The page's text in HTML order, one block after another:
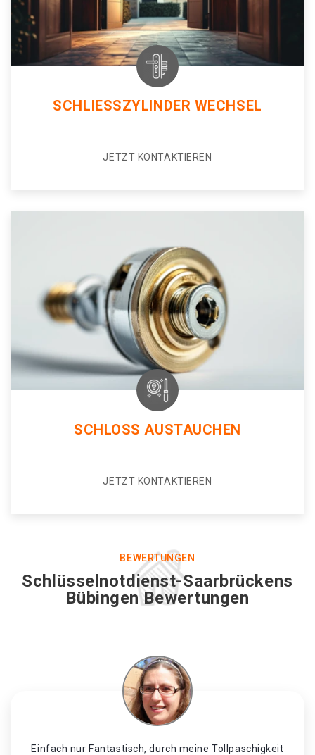
SCHLIESSZYLINDER WECHSEL
JETZT KONTAKTIEREN
SCHLOSS AUSTAUCHEN
JETZT KONTAKTIEREN
BEWERTUNGEN
Schlüsselnotdienst-Saarbrückens
Bübingen Bewertungen
Einfach nur Fantastisch, durch meine Tollpaschigkeit